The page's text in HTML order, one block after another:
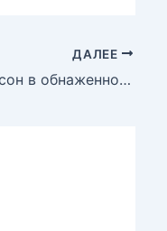
ДАЛЕЕ
Памела Андерсон в обнаженном виде для журнала Paper, 2016